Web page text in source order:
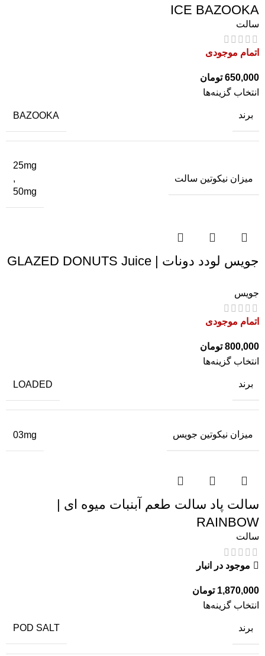
ICE BAZOOKA
سالت
اتمام موجودی
650,000 تومان
انتخاب گزینه‌ها
برند BAZOOKA
میزان نیکوتین سالت
25mg
,
50mg
جویس لودد دونات | GLAZED DONUTS Juice
جویس
اتمام موجودی
800,000 تومان
انتخاب گزینه‌ها
برند LOADED
میزان نیکوتین جویس 03mg
سالت پاد سالت طعم آبنبات میوه ای |
RAINBOW
سالت
موجود در انبار
1,870,000 تومان
انتخاب گزینه‌ها
برند POD SALT